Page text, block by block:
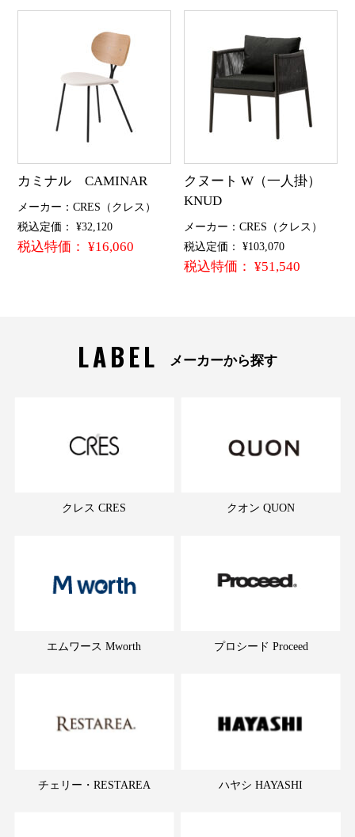
カミナル CAMINAR
メーカー：CRES（クレス）
税込定価： ¥32,120
税込特価： ¥16,060
クヌート W（一人掛）
KNUD
メーカー：CRES（クレス）
税込定価： ¥103,070
税込特価： ¥51,540
LABEL メーカーから探す
クレス CRES クオン QUON
エムワース Mworth プロシード Proceed
チェリー・RESTAREA ハヤシ HAYASHI